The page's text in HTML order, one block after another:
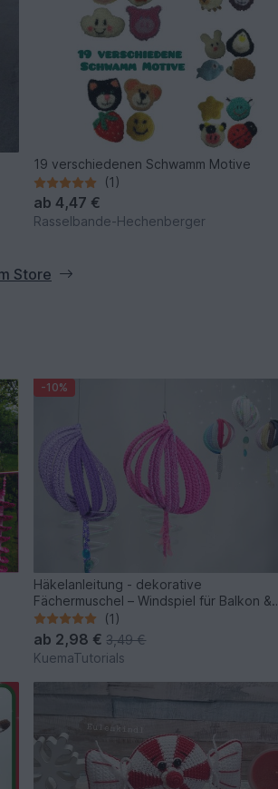
19 verschiedenen Schwamm Motive
(1)
ab4,47 €
Rasselbande-Hechenberger
Store
-10%
Häkelanleitung - dekorative
Fächermuschel – Windspiel für Balkon &
Garten
(1)
ab 2,98 € 3,49 €
KuemaTutorials